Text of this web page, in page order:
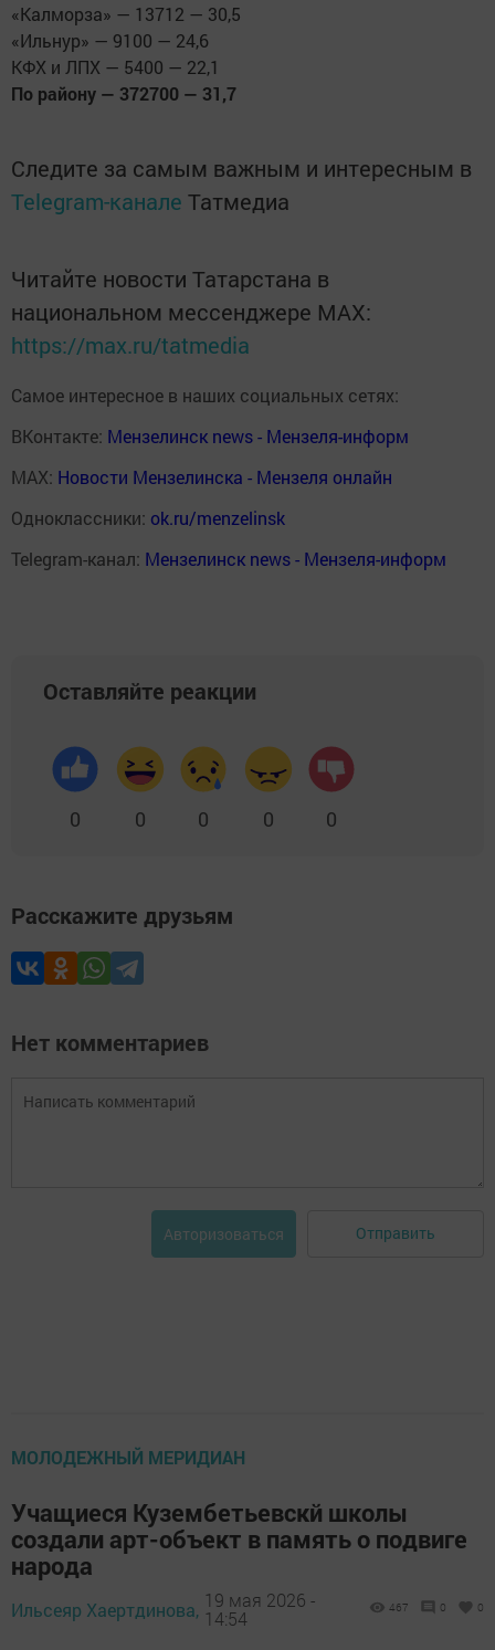
«Калморза» — 13712 — 30,5
«Ильнур» — 9100 — 24,6
КФХ и ЛПХ — 5400 — 22,1
По району — 372700 — 31,7
Следите за самым важным и интересным в
Telegram-канале Татмедиа
Читайте новости Татарстана в
национальном мессенджере MАХ:
https://max.ru/tatmedia
Самое интересное в наших социальных сетях:
ВКонтакте: Мензелинск news - Мензеля-информ
MAX: Новости Мензелинска - Мензеля онлайн
Одноклассники: ok.ru/menzelinsk
Telegram-канал: Мензелинск news - Мензеля-информ
Оставляйте реакции
0 0 0 0 0
Расскажите друзьям
Нет комментариев
Авторизоваться Отправить
МОЛОДЕЖНЫЙ МЕРИДИАН
Учащиеся Кузембетьевскй школы
создали арт-объект в память о подвиге
народа
Ильсеяр Хаертдинова, 19 мая 2026 -
14:54
467 0 0